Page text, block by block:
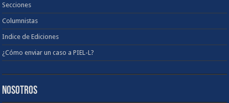
Secciones
Columnistas
Indice de Ediciones
¿Cómo enviar un caso a PIEL-L?
NOSOTROS